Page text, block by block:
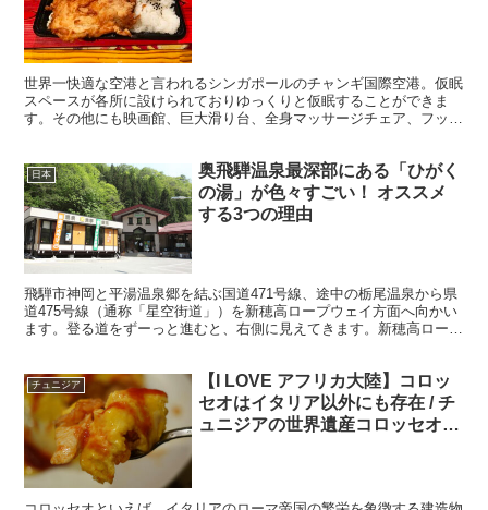
世界一快適な空港と言われるシンガポールのチャンギ国際空港。仮眠
スペースが各所に設けられておりゆっくりと仮眠することができま
す。その他にも映画館、巨大滑り台、全身マッサージチェア、フット
日本
奥飛騨温泉最深部にある「ひがく
の湯」が色々すごい！ オススメ
する3つの理由
飛騨市神岡と平湯温泉郷を結ぶ国道471号線、途中の栃尾温泉から県
道475号線（通称「星空街道」）を新穂高ロープウェイ方面へ向かい
ます。登る道をずーっと進むと、右側に見えてきます。新穂高ロープ
チュニジア
【I LOVE アフリカ大陸】コロッ
セオはイタリア以外にも存在 / チ
ュニジアの世界遺産コロッセオに